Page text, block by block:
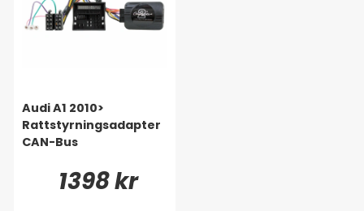
Audi A1 2010>
Rattstyrningsadapter
CAN-Bus
1398 kr